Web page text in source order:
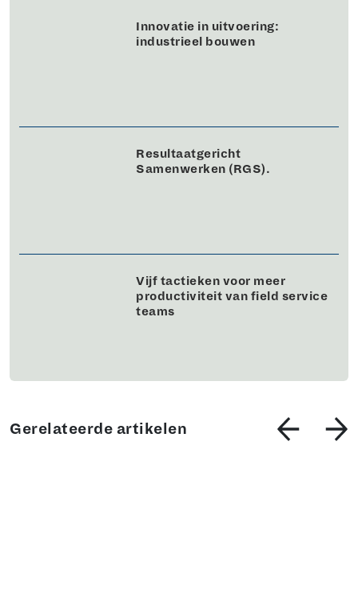
Innovatie in uitvoering:
industrieel bouwen
Resultaatgericht
Samenwerken (RGS).
Vijf tactieken voor meer
productiviteit van field service
teams
Gerelateerde artikelen